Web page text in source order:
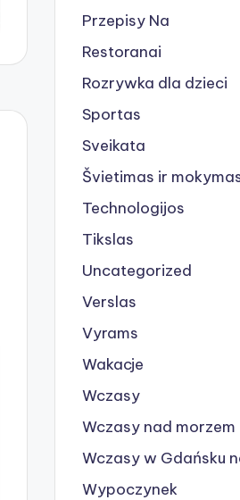
Przepisy Na
Restoranai
Rozrywka dla dzieci
Sportas
Sveikata
Švietimas ir
Technologijos
Tikslas
Uncategorized
Verslas
Vyrams
Wakacje
Wczasy
Wczasy nad morzem
Wczasy w Gdańsku
Wypoczynek